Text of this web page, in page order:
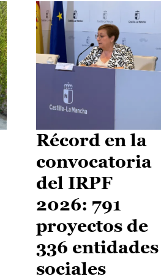
Récord en la
convocatoria
del IRPF
2026: 791
proyectos de
336 entidades
sociales